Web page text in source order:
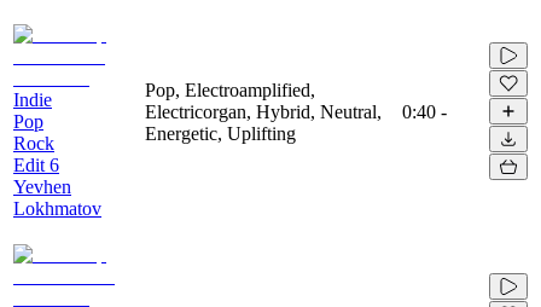
Indie
Pop
Rock
Edit 6
Yevhen
Lokhmatov
Pop, Electroamplified,
Electricorgan, Hybrid, Neutral,
Energetic, Uplifting
0:40 -